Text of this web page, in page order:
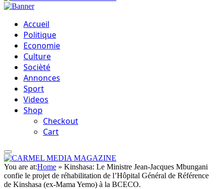
Accueil
Politique
Economie
Culture
Socièté
Annonces
Sport
Videos
Shop
Checkout
Cart
You are at:Home » Kinshasa: Le Ministre Jean-Jacques Mbungani
confie le projet de réhabilitation de l’Hôpital Général de Référence
de Kinshasa (ex-Mama Yemo) à la BCECO.